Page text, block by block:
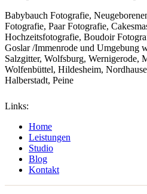
Babybauch Fotografie,
Fotografie, Paar Fotografie,
Hochzeitsfotografie, Boudoir
Goslar /Immenrode und Umgebung
Salzgitter, Wolfsburg, Wernigerode,
Wolfenbüttel, Hildesheim,
Halberstadt, Peine
Links:
Home
Leistungen
Studio
Blog
Kontakt